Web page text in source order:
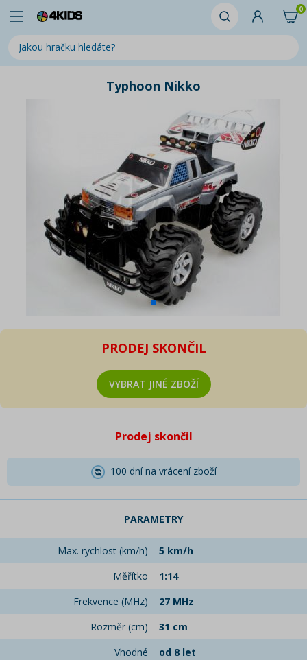
0
Typhoon Nikko
PRODEJ SKONČIL
VYBRAT JINÉ ZBOŽÍ
Prodej skončil
100 dní na vrácení zboží
PARAMETRY
Max. rychlost (km/h)
5 km/h
Měřítko
1:14
Frekvence (MHz)
27 MHz
Rozměr (cm)
31 cm
Vhodné
od 8 let